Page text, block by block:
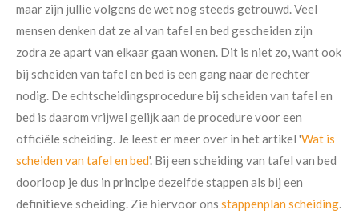
maar zijn jullie volgens de wet nog steeds getrouwd. Veel
mensen denken dat ze al van tafel en bed gescheiden zijn
zodra ze apart van elkaar gaan wonen. Dit is niet zo, want ook
bij scheiden van tafel en bed is een gang naar de rechter
nodig. De echtscheidingsprocedure bij scheiden van tafel en
bed is daarom vrijwel gelijk aan de procedure voor een
officiële scheiding. Je leest er meer over in het artikel 'Wat is
scheiden van tafel en bed'. Bij een scheiding van tafel van bed
doorloop je dus in principe dezelfde stappen als bij een
definitieve scheiding. Zie hiervoor ons stappenplan scheiding.